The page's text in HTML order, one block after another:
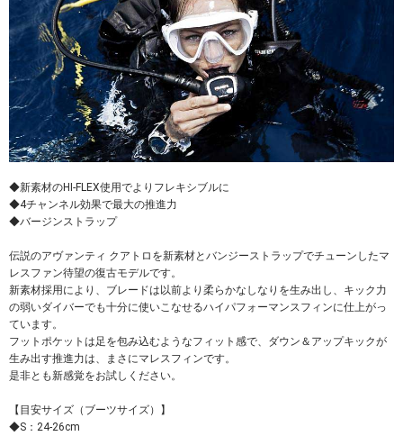
◆新素材のHI-FLEX使用でよりフレキシブルに
◆4チャンネル効果で最大の推進力
◆バージンストラップ
伝説のアヴァンティ クアトロを新素材とバンジーストラップでチューンしたマ
レスファン待望の復古モデルです。
新素材採用により、ブレードは以前より柔らかなしなりを生み出し、キック力
の弱いダイバーでも十分に使いこなせるハイパフォーマンスフィンに仕上がっ
ています。
フットポケットは足を包み込むようなフィット感で、ダウン＆アップキックが
生み出す推進力は、まさにマレスフィンです。
是非とも新感覚をお試しください。
【目安サイズ（ブーツサイズ）】
◆S：24-26cm